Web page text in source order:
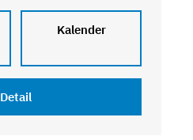
Kalender
Detail